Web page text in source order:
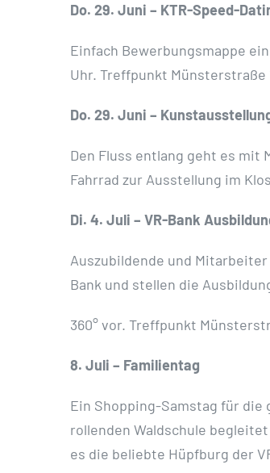
Do. 29. Juni – KTR-Speed-
Einfach Bewerbungsmappe
Uhr. Treffpunkt Münsterstraße
Do. 29. Juni –
Den Fluss entlang geht es mit
Fahrrad zur Ausstellung im
Di. 4. Juli – VR-Bank
Auszubildende und
Bank und stellen die
360° vor. Treffpunkt
8. Juli – Familientag
Ein Shopping-Samstag für die
rollenden Waldschule
es die beliebte Hüpfburg der